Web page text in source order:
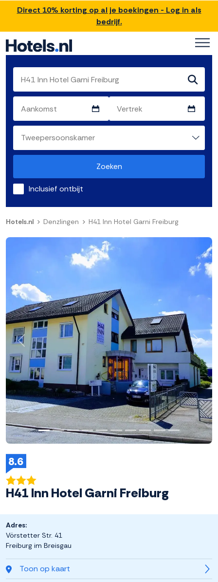
Direct 10% korting op al je boekingen - Log in als
bedrijf.
Zoeken
Inclusief ontbijt
Hotels.nl Denzlingen H41 Inn Hotel Garni Freiburg
8.6
H41 Inn Hotel Garni Freiburg
Toon op kaart
Adres:
Vörstetter Str. 41
Freiburg im Breisgau